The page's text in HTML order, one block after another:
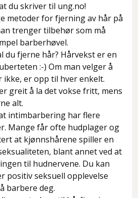
du skriver til ung.no!
metoder for fjerning av hår på
trenger tilbehør som må
barberhøvel.
du fjerne hår? Hårvekst er en
:-) Om man velger å
er opp til hver enkelt.
greit å la det vokse fritt, mens
alt.
intimbarbering har flere
Mange får ofte hudplager og
at kjønnshårene spiller en
blant annet ved at
til hudnervene. Du kan
positiv seksuell opplevelse
barbere deg.